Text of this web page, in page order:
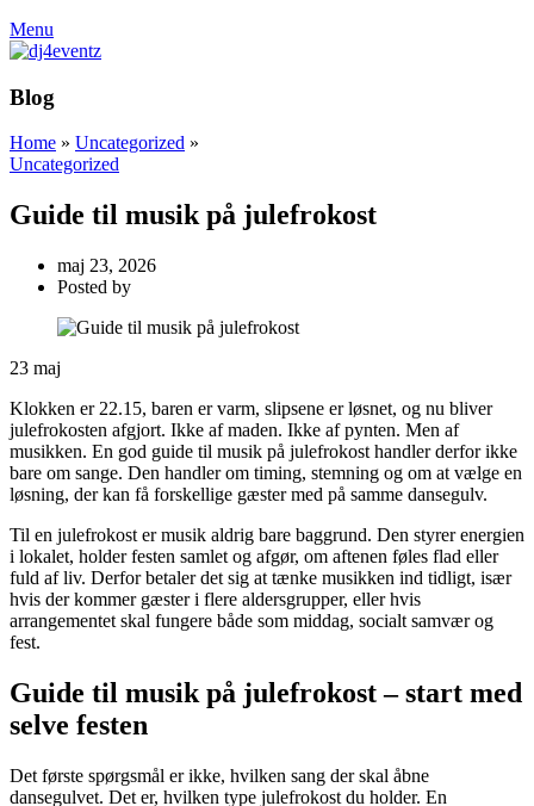
Menu
Blog
Home » Uncategorized »
Uncategorized
Guide til musik på julefrokost
maj 23, 2026
Posted by
23 maj
Klokken er 22.15, baren er varm, slipsene er løsnet, og nu bliver
julefrokosten afgjort. Ikke af maden. Ikke af pynten. Men af
musikken. En god guide til musik på julefrokost handler derfor ikke
bare om sange. Den handler om timing, stemning og om at vælge en
løsning, der kan få forskellige gæster med på samme dansegulv.
Til en julefrokost er musik aldrig bare baggrund. Den styrer energien
i lokalet, holder festen samlet og afgør, om aftenen føles flad eller
fuld af liv. Derfor betaler det sig at tænke musikken ind tidligt, især
hvis der kommer gæster i flere aldersgrupper, eller hvis
arrangementet skal fungere både som middag, socialt samvær og
fest.
Guide til musik på julefrokost – start med
selve festen
Det første spørgsmål er ikke, hvilken sang der skal åbne
dansegulvet. Det er, hvilken type julefrokost du holder. En